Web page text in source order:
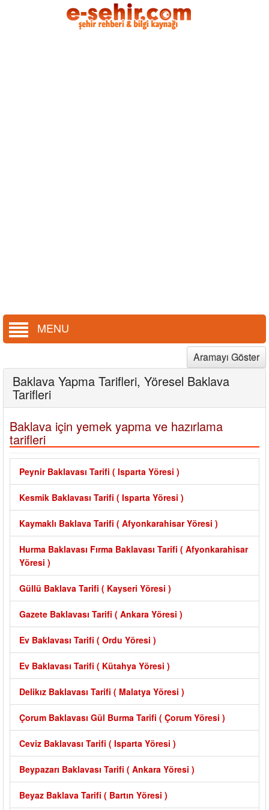
MENU
Aramayı Göster
Baklava Yapma Tarifleri, Yöresel Baklava
Tarifleri
Baklava için yemek yapma ve hazırlama
tarifleri
Peynir Baklavası Tarifi ( Isparta Yöresi )
Kesmik Baklavası Tarifi ( Isparta Yöresi )
Kaymaklı Baklava Tarifi ( Afyonkarahisar Yöresi )
Hurma Baklavası Fırma Baklavası Tarifi ( Afyonkarahisar
Yöresi )
Güllü Baklava Tarifi ( Kayseri Yöresi )
Gazete Baklavası Tarifi ( Ankara Yöresi )
Ev Baklavası Tarifi ( Ordu Yöresi )
Ev Baklavası Tarifi ( Kütahya Yöresi )
Delikız Baklavası Tarifi ( Malatya Yöresi )
Çorum Baklavası Gül Burma Tarifi ( Çorum Yöresi )
Ceviz Baklavası Tarifi ( Isparta Yöresi )
Beypazarı Baklavası Tarifi ( Ankara Yöresi )
Beyaz Baklava Tarifi ( Bartın Yöresi )